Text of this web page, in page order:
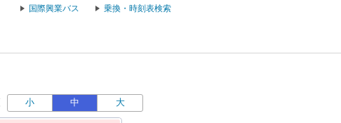
国際興業バス 乗換・時刻表検索
小 中 大